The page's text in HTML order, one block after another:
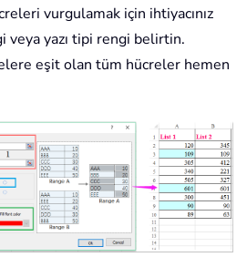
vurgulamak için ihtiyacınız
veya yazı tipi rengi belirtin.
eşit olan tüm hücreler hemen